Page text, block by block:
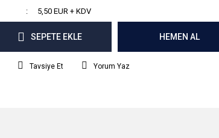
5,50 EUR + KDV
SEPETE EKLE HEMEN AL
Tavsiye Et Yorum Yaz